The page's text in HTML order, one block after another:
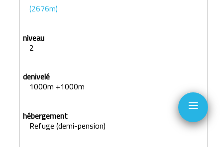
(2676m)
2
1000m +1000m
Refuge (demi-pension)
≡